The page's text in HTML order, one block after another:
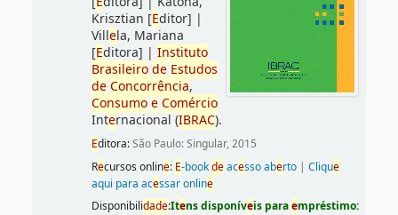
Krisztian [Editor] |
Villela, Mariana
[Editora] | Instituto
Brasileiro de Estudos
de Concorrência,
Consumo e Comércio
Internacional (IBRAC).
Editora:São Paulo: Singular, 2015
Recursos online: E-bookdeacesso aberto| Clique
aqui para acessar online
Disponibilidade:Itens disponíveis paraempréstimo: